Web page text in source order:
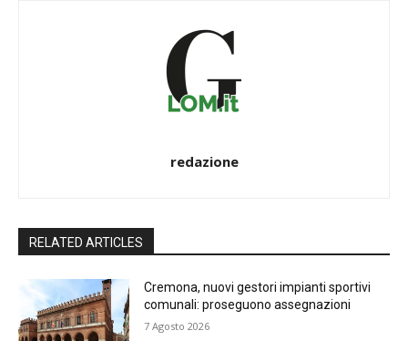
redazione
RELATED ARTICLES
Cremona, nuovi gestori impianti sportivi
comunali: proseguono assegnazioni
7 Agosto 2026